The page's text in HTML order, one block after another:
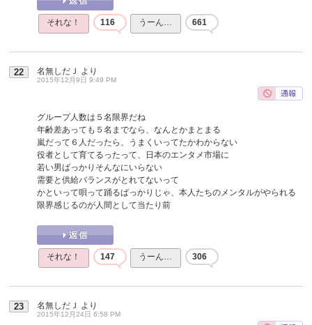
それな！ 116 うーん… 661
22 名無しだＪ より
2015年12月9日 9:49 PM
グループ人数は５名限界だね
年齢差あっても５名までなら、なんとかまとまる
嵐だって６人だったら、うまくいってたかわからない
役者として育てるったって、日本のエンタメ市場に
若い男ばっかりそんなにいらない
需要と供給バランスがとれてないって
かといって唄って踊るばっかりじゃ、本人たちのメンタルがやられる
限界感じるのが人間として当たり前
それな！ 147 うーん… 306
23 名無しだＪ より
2015年12月24日 6:58 PM